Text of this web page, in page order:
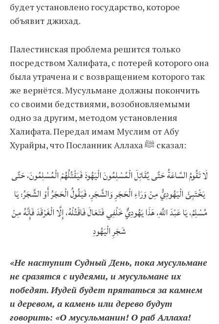
будет установлено государство, которое
объявит джихад.
Палестинская проблема решится только
посредством Халифата, с потерей которого она
была утрачена и с возвращением которого так
же вернётся. Мусульмане должны покончить
со своими бедствиями, возобновляемыми
одно за другим, методом установления
Халифата. Передал имам Муслим от Абу
Хурайры, что Посланник Аллаха ﷺ сказал:
لَا تَقُومُ السَّاعَةُ حَتَّى يُقَاتِلَ الْمُسْلِمُونَ الْيَهُودَ فَيَقْتُلُهُمْ الْمُسْلِمُونَ، حَتَّى
يَخْتَبِئَ الْيَهُودِيُّ مِنْ وَرَاءِ الْحَجَرِ وَالشَّجَرِ، فَيَقُولُ الْحَجَرُ أَوْ الشَّجَرُ: يَا
مُسْلِمُ، يَا عَبْدَ اللَّهِ، هَذَا يَهُودِيٌّ خَلْفِي فَتَعَالَ فَاقْتُلْهُ، إِلَّا الْغَرْقَدَ فَإِنَّهُ مِنْ
شَجَرِ الْيَهُودِ
«Не наступит Судный День, пока мусульмане
не сразятся с иудеями, и мусульмане их
победят. Иудей будет прятаться за камнем
и деревом, а камень или дерево будут
говорить: «О мусульманин! О раб Аллаха!